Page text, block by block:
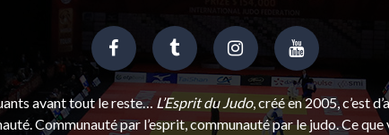
avant tout le reste… L’Esprit du Judo, créé en 2005, c’est
Communauté par l’esprit, communauté par le judo. Ce que